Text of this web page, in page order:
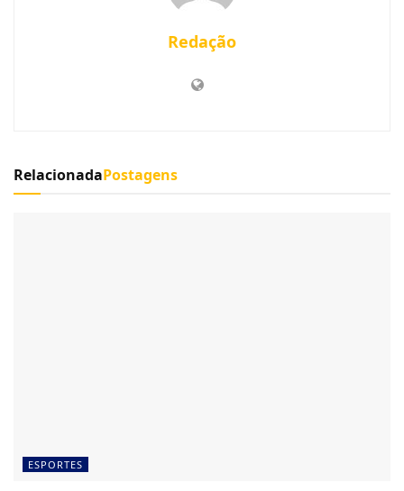
Redação
RelacionadaPostagens
ESPORTES